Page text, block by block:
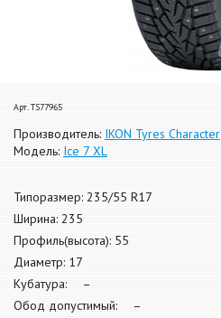
Арт. TS77965
Производитель: IKON Tyres Character
Модель: Ice 7 XL
Типоразмер: 235/55 R17
Ширина: 235
Профиль(высота): 55
Диаметр: 17
Кубатура: –
Обод допустимый: –